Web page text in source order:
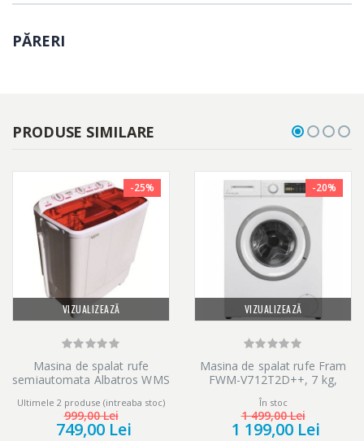
PĂRERI
PRODUSE SIMILARE
VIZUALIZEAZĂ
-25%
Masina de spalat rufe
semiautomata Albatros WMS
Ultimele 2 produse (intreaba stoc)
999,00 Lei
749,00 Lei
VIZUALIZEAZĂ
-20%
Masina de spalat rufe Fram
FWM-V712T2D++, 7 kg,
1200 rpm, Clasa D, Display
LED, Start intarziat, Anti-
sifonare, Eco-Logic, Alb
În stoc
1 499,00 Lei
1 199,00 Lei